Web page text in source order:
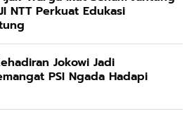
NTT Perkuat Edukasi
Jokowi Jadi
PSI Ngada Hadapi